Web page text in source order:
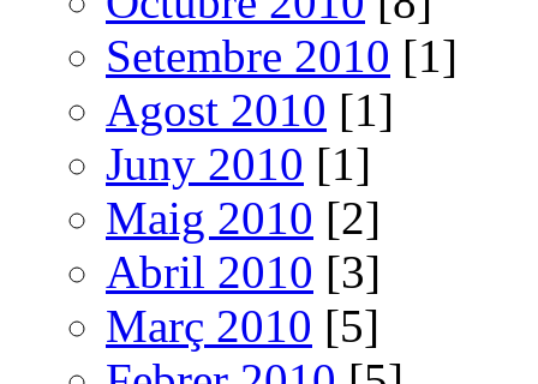
Setembre 2010 [1]
Agost 2010 [1]
Juny 2010 [1]
Maig 2010 [2]
Abril 2010 [3]
Març 2010 [5]